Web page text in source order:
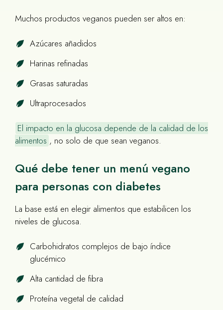
Muchos productos veganos pueden ser altos en:
Azúcares añadidos
Harinas refinadas
Grasas saturadas
Ultraprocesados
El impacto en la glucosa depende de la calidad de los
alimentos , no solo de que sean veganos.
Qué debe tener un menú vegano
para personas con diabetes
La base está en elegir alimentos que estabilicen los
niveles de glucosa.
Carbohidratos complejos de bajo índice
glucémico
Alta cantidad de fibra
Proteína vegetal de calidad